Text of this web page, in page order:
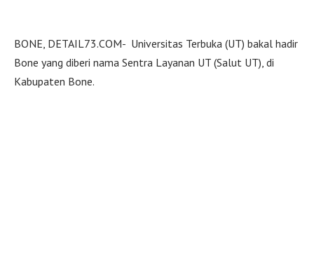
BONE, DETAIL73.COM- Universitas Terbuka (UT) bakal hadir
Bone yang diberi nama Sentra Layanan UT (Salut UT), di
Kabupaten Bone.